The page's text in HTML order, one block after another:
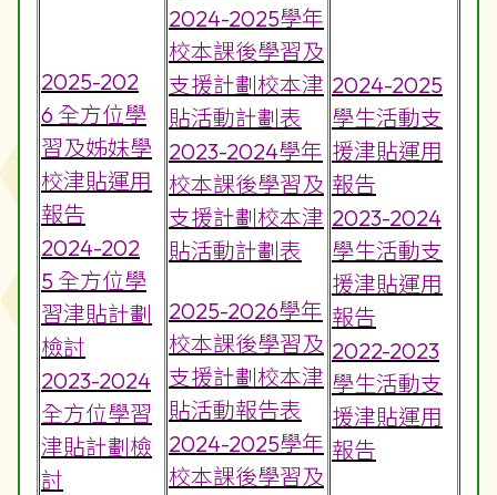
2025-202
6 全方位學
習及姊妹學
校津貼運用
報告
2024-202
5 全方位學
習津貼計劃
檢討
2023-2024
全方位學習
津貼計劃檢
討
2024-2025學年
校本課後學習及
支援計劃校本津
貼活動計劃表
2023-2024學年
校本課後學習及
支援計劃校本津
貼活動計劃表
2025-2026學年
校本課後學習及
支援計劃校本津
貼活動報告表
2024-2025學年
校本課後學習及
2024-2025
學生活動支
援津貼運用
報告
2023-2024
學生活動支
援津貼運用
報告
2022-2023
學生活動支
援津貼運用
報告